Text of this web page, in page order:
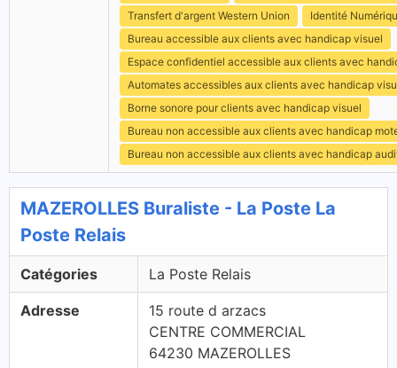
Transfert d'argent Western Union
Identité
Bureau accessible aux clients avec handicap visuel
Espace confidentiel accessible aux clients avec
Automates accessibles aux clients avec handicap
Borne sonore pour clients avec handicap visuel
Bureau non accessible aux clients avec handicap
Bureau non accessible aux clients avec handicap
MAZEROLLES Buraliste - La Poste La
Poste Relais
Catégories La Poste Relais
Adresse
15 route d arzacs
CENTRE COMMERCIAL
64230 MAZEROLLES